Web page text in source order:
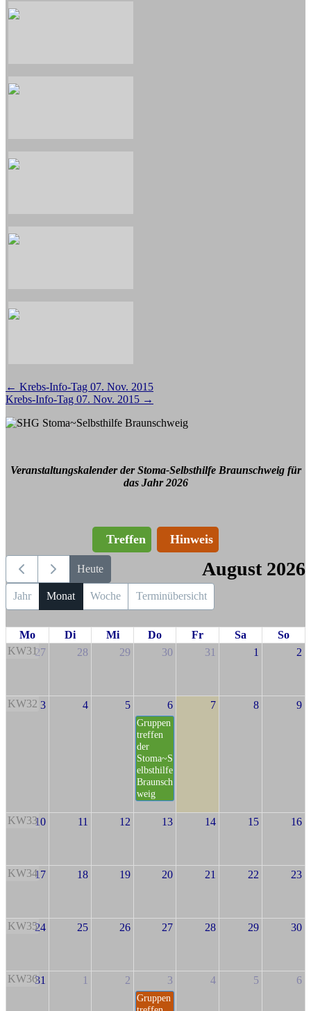
Beitragsnavigation
← Krebs-Info-Tag 07. Nov. 2015
Krebs-Info-Tag 07. Nov. 2015 →
Veranstaltungskalender der Stoma-Selbsthilfe Braunschweig für
das Jahr 2026
Treffen Hinweis
Heute August 2026
Jahr Monat Woche Terminübersicht
Mo Di Mi Do Fr Sa
So
KW3127 28 29 30 31 1 2
KW32 3 4 5 6
Gruppen
treffen
der
Stoma~S
elbsthilfe
Braunsch
weig
7 8 9
KW3310 11 12 13 14 15 16
KW3417 18 19 20 21 22 23
KW3524 25 26 27 28 29 30
KW3631 1 2 3
Gruppen
4 5 6